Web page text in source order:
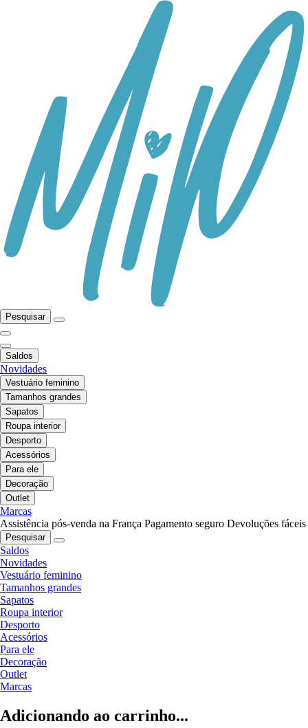
Pesquisar
Saldos
Novidades
Vestuário feminino
Tamanhos grandes
Sapatos
Roupa interior
Desporto
Acessórios
Para ele
Decoração
Outlet
Marcas
Assistência pós-venda na França Pagamento seguro Devoluções fáceis
Pesquisar
Saldos
Novidades
Vestuário feminino
Tamanhos grandes
Sapatos
Roupa interior
Desporto
Acessórios
Para ele
Decoração
Outlet
Marcas
Adicionando ao carrinho...